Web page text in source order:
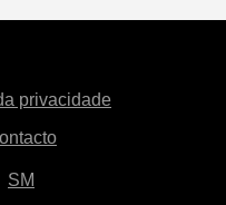
privacidade
SM